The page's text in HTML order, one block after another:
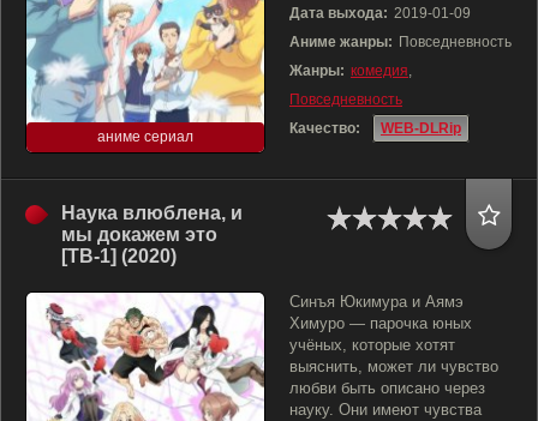
аниме сериал
Дата выхода: 2019-01-09
Аниме жанры: Повседневность
Жанры: комедия,
Повседневность
Качество:
WEB-DLRip
Наука влюблена, и
мы докажем это
[ТВ-1] (2020)
Синъя Юкимура и Аямэ
Химуро — парочка юных
учёных, которые хотят
выяснить, может ли чувство
любви быть описано через
науку. Они имеют чувства